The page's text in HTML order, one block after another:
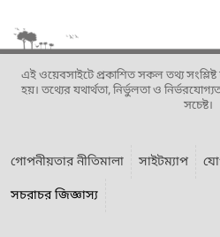
এই ওয়েবসাইটে প্রকাশিত সকল তথ্য
হয়। তথ্যের যথার্থতা, নির্ভুলতা ও
সচেষ্ট।
গোপনীয়তার নীতিমালা সাইটম্যাপ
সচরাচর জিজ্ঞাস্য